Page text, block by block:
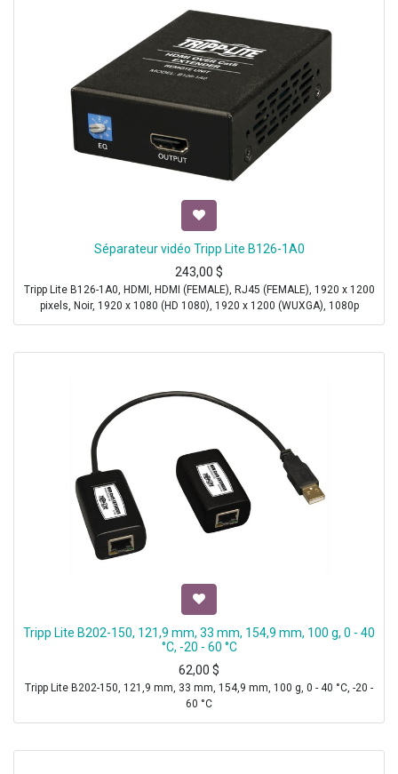
Séparateur vidéo Tripp Lite B126-1A0
243,00 $
Tripp Lite B126-1A0, HDMI, HDMI (FEMALE), RJ45 (FEMALE), 1920 x 1200
pixels, Noir, 1920 x 1080 (HD 1080), 1920 x 1200 (WUXGA), 1080p
Tripp Lite B202-150, 121,9 mm, 33 mm, 154,9 mm, 100 g, 0 - 40
°C, -20 - 60 °C
62,00 $
Tripp Lite B202-150, 121,9 mm, 33 mm, 154,9 mm, 100 g, 0 - 40 °C, -20 -
60 °C